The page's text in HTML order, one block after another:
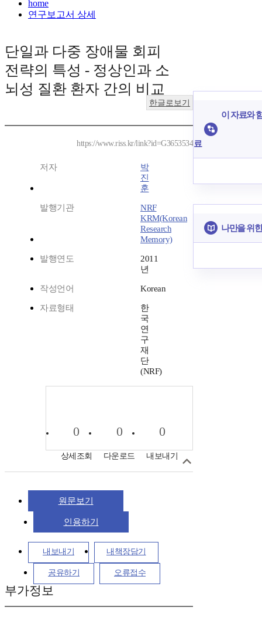
home
연구보고서 상세
단일과 다중 장애물 회피
전략의 특성 - 정상인과 소
뇌성 질환 환자 간의 비교
한글로보기
https://www.riss.kr/link?id=G3653534
저자
박
진
훈
발행기관
NRF
KRM(Korean
Research
Memory)
발행연도
2011
년
작성언어 Korean
자료형태
한
국
연
구
재
단
(NRF)
0
상세조회
0
다운로드
0
내보내기
원문보기
인용하기
내보내기 내책장담기
공유하기 오류접수
부가정보
이 자료와
료
나만을 위